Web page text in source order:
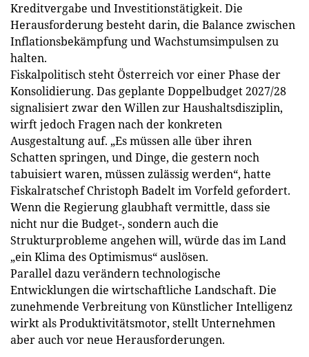
Kreditvergabe und Investitionstätigkeit. Die
Herausforderung besteht darin, die Balance zwischen
Inflationsbekämpfung und Wachstumsimpulsen zu
halten.
Fiskalpolitisch steht Österreich vor einer Phase der
Konsolidierung. Das geplante Doppelbudget 2027/28
signalisiert zwar den Willen zur Haushaltsdisziplin,
wirft jedoch Fragen nach der konkreten
Ausgestaltung auf. „Es müssen alle über ihren
Schatten springen, und Dinge, die gestern noch
tabuisiert waren, müssen zulässig werden“, hatte
Fiskalratschef Christoph Badelt im Vorfeld gefordert.
Wenn die Regierung glaubhaft vermittle, dass sie
nicht nur die Budget-, sondern auch die
Strukturprobleme angehen will, würde das im Land
„ein Klima des Optimismus“ auslösen.
Parallel dazu verändern technologische
Entwicklungen die wirtschaftliche Landschaft. Die
zunehmende Verbreitung von Künstlicher Intelligenz
wirkt als Produktivitätsmotor, stellt Unternehmen
aber auch vor neue Herausforderungen.